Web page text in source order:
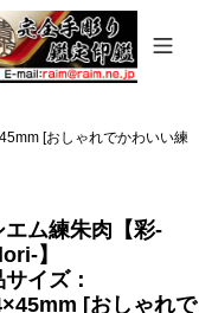
[おしゃれでかわいい練
エム練朱肉【彩-
】
イズ：
[おしゃれで